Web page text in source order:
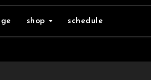
shop schedule